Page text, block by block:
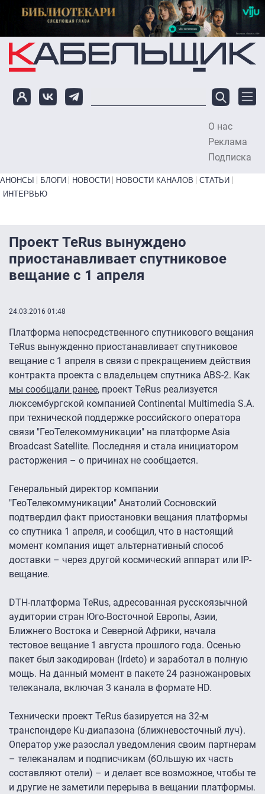
Перейти к основному содержанию
О нас
Реклама
Подписка
Primary links bottom
АНОНСЫ БЛОГИ НОВОСТИ НОВОСТИ КАНАЛОВ
СТАТЬИ
ИНТЕРВЬЮ
Проект TeRus вынуждено
приостанавливает спутниковое
вещание с 1 апреля
24.03.2016 01:48
Платформа непосредственного спутникового вещания
TeRus вынужденно приостанавливает спутниковое
вещание с 1 апреля в связи с прекращением действия
контракта проекта с владельцем спутника ABS-2. Как
мы сообщали ранее, проект TeRus реализуется
люксембургской компанией Continental Multimedia S.A.
при технической поддержке российского оператора
связи "ГеоТелекоммуникации" на платформе Asia
Broadcast Satellite. Последняя и стала инициатором
расторжения – о причинах не сообщается.
Генеральный директор компании
"ГеоТелекоммуникации" Анатолий Сосновский
подтвердил факт приостановки вещания платформы
со спутника 1 апреля, и сообщил, что в настоящий
момент компания ищет альтернативный способ
доставки – через другой космический аппарат или IP-
вещание.
DTH-платформа TeRus, адресованная русскоязычной
аудитории стран Юго-Восточной Европы, Азии,
Ближнего Востока и Северной Африки, начала
тестовое вещание 1 августа прошлого года. Осенью
пакет был закодирован (Irdeto) и заработал в полную
мощь. На данный момент в пакете 24 разножанровых
телеканала, включая 3 канала в формате HD.
Технически проект TeRus базируется на 32-м
транспондере Ku-диапазона (ближневосточный луч).
Оператор уже разослал уведомления своим партнерам
– телеканалам и подписчикам (бОльшую их часть
составляют отели) – и делает все возможное, чтобы те
и другие не заметили перерыва в вещании платформы.